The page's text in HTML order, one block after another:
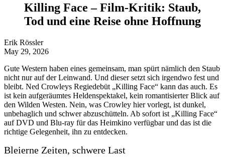
Killing Face – Film-Kritik: Staub,
Tod und eine Reise ohne Hoffnung
Erik Rössler
May 29, 2026
Gute Western haben eines gemeinsam, man spürt nämlich den Staub
nicht nur auf der Leinwand. Und dieser setzt sich irgendwo fest und
bleibt. Ned Crowleys Regiedebüt „Killing Face“ kann das auch. Es
ist kein aufgeräumtes Heldenspektakel, kein romantisierter Blick auf
den Wilden Westen. Nein, was Crowley hier vorlegt, ist dunkel,
unbehaglich und schwer abzuschütteln. Ab sofort ist „Killing Face“
auf DVD und Blu-ray für das Heimkino verfügbar und das ist die
richtige Gelegenheit, ihn zu entdecken.
Bleierne Zeiten, schwere Last